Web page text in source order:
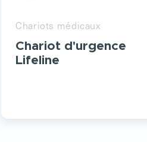
Chariots médicaux
Chariot d'urgence
Lifeline